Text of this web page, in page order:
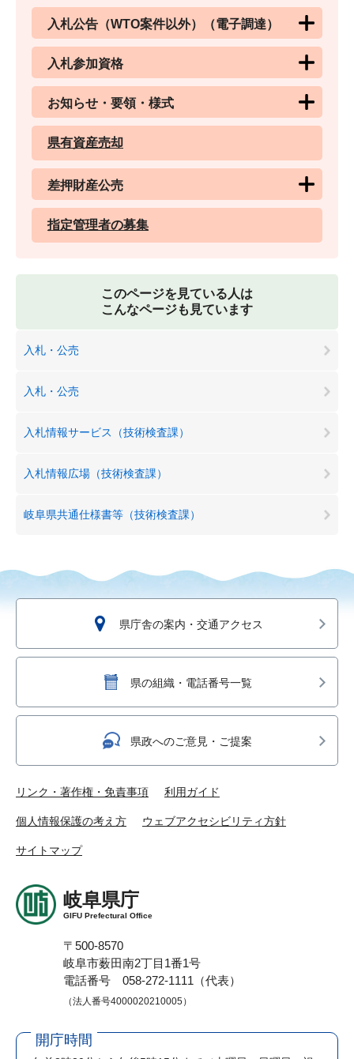
入札公告（WTO案件以外）（電子調達）
入札参加資格
お知らせ・要領・様式
県有資産売却
差押財産公売
指定管理者の募集
このページを見ている人は
こんなページも見ています
入札・公売
入札・公売
入札情報サービス（技術検査課）
入札情報広場（技術検査課）
岐阜県共通仕様書等（技術検査課）
県庁舎の案内・交通アクセス
県の組織・電話番号一覧
県政へのご意見・ご提案
リンク・著作権・免責事項 利用ガイド
個人情報保護の考え方 ウェブアクセシビリティ方針
サイトマップ
岐阜県庁
GIFU Prefectural Office
〒500-8570
岐阜市薮田南2丁目1番1号
電話番号 058-272-1111（代表）
（法人番号4000020210005）
開庁時間